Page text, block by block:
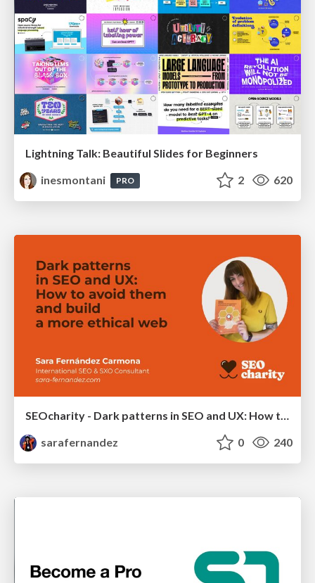
Lightning Talk: Beautiful Slides for Beginners
inesmontani
PRO 2 620
sarafernandez
0 240